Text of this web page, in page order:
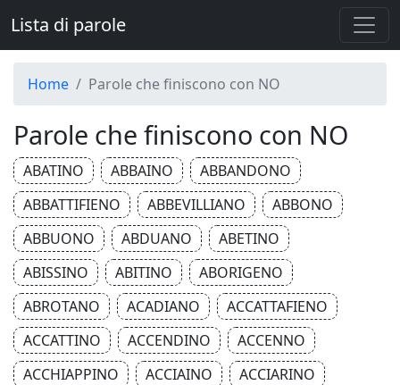
Lista di parole
Home Parole che finiscono con NO
Parole che finiscono con NO
ABATINO ABBAINO
ABBANDONO
ABBATTIFIENO
ABBEVILLIANO
ABBONO
ABBUONO
ABDUANO
ABETINO
ABISSINO
ABITINO
ABORIGENO
ABROTANO
ACADIANO
ACCATTAFIENO
ACCATTINO
ACCENDINO
ACCENNO
ACCHIAPPINO
ACCIAINO
ACCIARINO